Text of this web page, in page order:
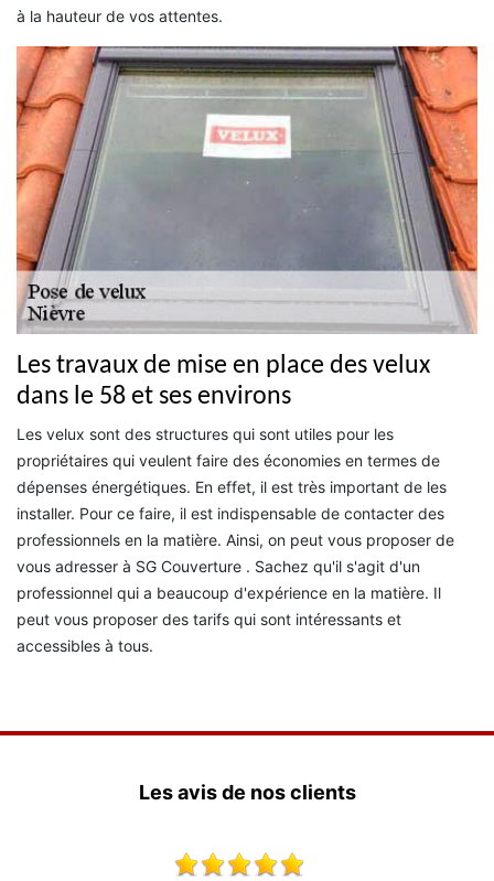
à la hauteur de vos attentes.
Les travaux de mise en place des velux
dans le 58 et ses environs
Les velux sont des structures qui sont utiles pour les
propriétaires qui veulent faire des économies en termes de
dépenses énergétiques. En effet, il est très important de les
installer. Pour ce faire, il est indispensable de contacter des
professionnels en la matière. Ainsi, on peut vous proposer de
vous adresser à SG Couverture . Sachez qu'il s'agit d'un
professionnel qui a beaucoup d'expérience en la matière. Il
peut vous proposer des tarifs qui sont intéressants et
accessibles à tous.
Les avis de nos clients